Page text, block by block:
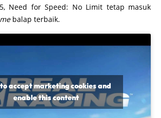
Need for Speed: No Limit tetap masuk
balap terbaik.
accept marketing cookies and
enable this content